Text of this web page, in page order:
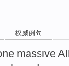
权威例句
massive